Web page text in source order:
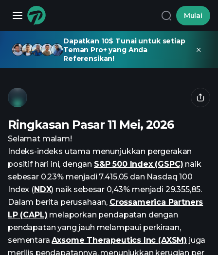
Mulai
Dapatkan 10$ Tunai untuk setiap
Teman Pro+ yang Anda
Referensikan!
Ringkasan Pasar 11 Mei, 2026
Selamat malam!
Indeks-indeks utama menunjukkan pergerakan
positif hari ini, dengan S&P 500 Index (GSPC) naik
sebesar 0,23% menjadi 7.415,05 dan Nasdaq 100
Index (NDX) naik sebesar 0,43% menjadi 29.355,85.
Dalam berita perusahaan, Crossamerica Partners
LP (CAPL) melaporkan pendapatan dengan
pendapatan yang jauh melampaui perkiraan,
sementaraAxsome Therapeutics Inc (AXSM) juga
merilis pendapatannya, menunjukkan kerugian per